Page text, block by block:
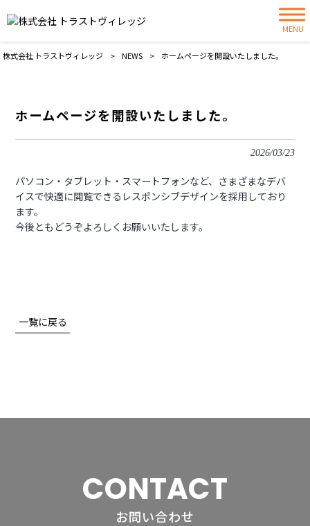
MENU
株式会社 トラストヴィレッジ > NEWS > ホームページを開設いたしました。
ホームページを開設いたしました。
2026/03/23
パソコン・タブレット・スマートフォンなど、さまざまなデバ
イスで快適に閲覧できるレスポンシブデザインを採用しており
ます。
今後ともどうぞよろしくお願いいたします。
一覧に戻る
CONTACT
お問い合わせ